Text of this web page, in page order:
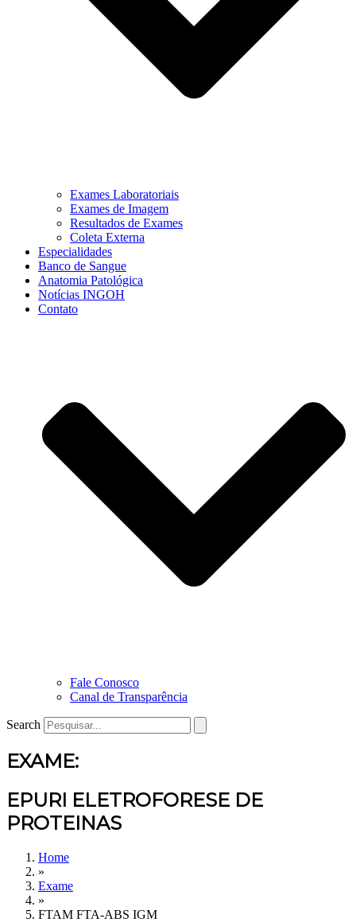
Exames Laboratoriais
Exames de Imagem
Resultados de Exames
Coleta Externa
Especialidades
Banco de Sangue
Anatomia Patológica
Notícias INGOH
Contato
Fale Conosco
Canal de Transparência
Search
EXAME:
EPURI ELETROFORESE DE
PROTEINAS
Home
»
Exame
»
FTAM FTA-ABS IGM